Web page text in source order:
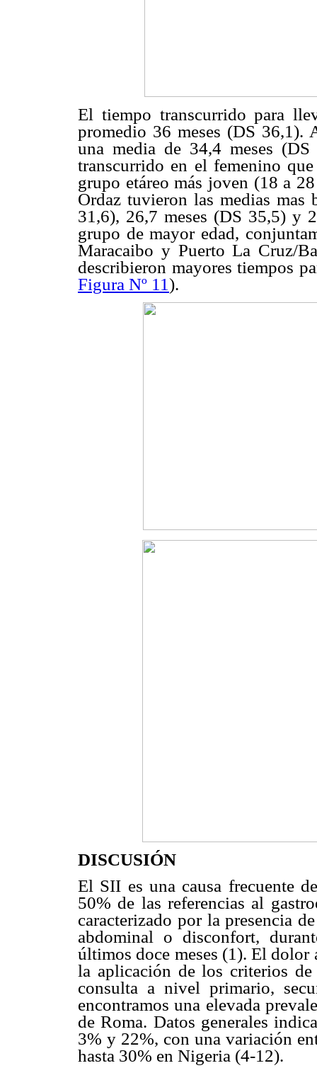
El tiempo transcurrido para
promedio 36 meses (DS 36,1).
una media de 34,4 meses
transcurrido en el femenino
grupo etáreo más joven (18 a
Ordaz tuvieron las medias mas
31,6), 26,7 meses (DS 35,5) y
grupo de mayor edad,
Maracaibo y Puerto La Cruz/
describieron mayores tiempos
Figura Nº 11).
DISCUSIÓN
El SII es una causa frecuente
50% de las referencias al
caracterizado por la presencia
abdominal o disconfort,
últimos doce meses (1). El dolor
la aplicación de los criterios
consulta a nivel primario,
encontramos una elevada
de Roma. Datos generales
3% y 22%, con una variación
hasta 30% en Nigeria (4-12).